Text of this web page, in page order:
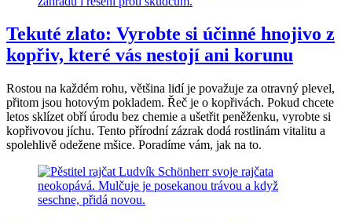
Tekuté zlato: Vyrobte si účinné hnojivo z
kopřiv, které vás nestojí ani korunu
Rostou na každém rohu, většina lidí je považuje za otravný plevel,
přitom jsou hotovým pokladem. Řeč je o kopřivách. Pokud chcete
letos sklízet obří úrodu bez chemie a ušetřit peněženku, vyrobte si
kopřivovou jíchu. Tento přírodní zázrak dodá rostlinám vitalitu a
spolehlivě odežene mšice. Poradíme vám, jak na to.